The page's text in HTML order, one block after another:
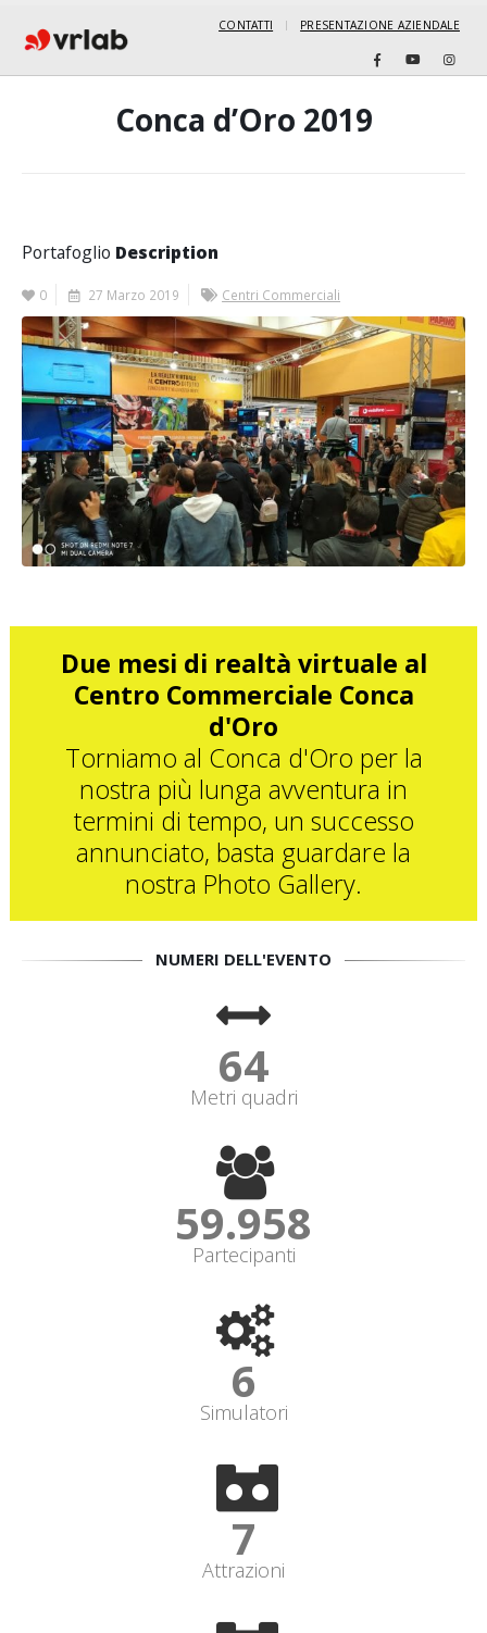
CONTATTI PRESENTAZIONE AZIENDALE
Conca d’Oro 2019
Portafoglio Description
0 27 Marzo 2019 Centri Commerciali
Due mesi di realtà virtuale al
Centro Commerciale Conca
d'Oro
Torniamo al Conca d'Oro per la
nostra più lunga avventura in
termini di tempo, un successo
annunciato, basta guardare la
nostra Photo Gallery.
NUMERI DELL'EVENTO
64
Metri quadri
60.000
Partecipanti
6
Simulatori
7
Attrazioni